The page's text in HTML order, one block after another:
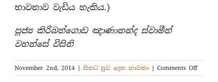
භාවනාව වැඩිය හැකිය.)
පූජ්‍ය කිරිබත්ගොඩ ඤාණානන්ද ස්වාමීන්
වහන්සේ විසිනි
November 2nd, 2014 | සිතට සුව දෙන භාවනා | Comments Offon
16.